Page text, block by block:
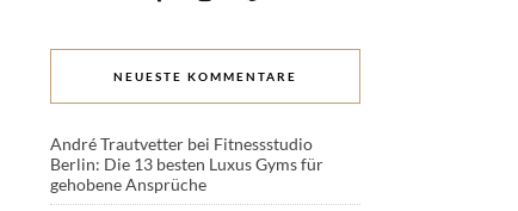
NEUESTE KOMMENTARE
André Trautvetter bei Fitnessstudio
Berlin: Die 13 besten Luxus Gyms für
gehobene Ansprüche